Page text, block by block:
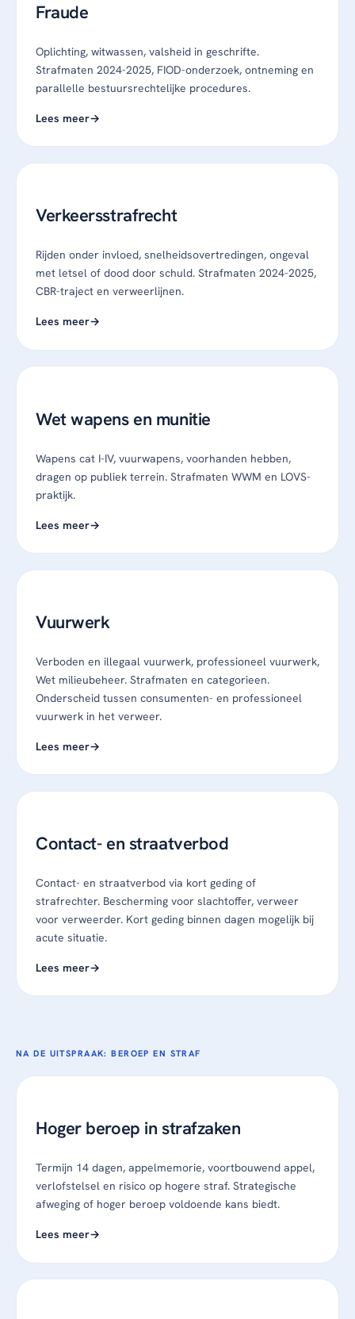
Fraude
Oplichting, witwassen, valsheid in geschrifte.
Strafmaten 2024-2025, FIOD-onderzoek, ontneming en
parallelle bestuursrechtelijke procedures.
Lees meer
Verkeersstrafrecht
Rijden onder invloed, snelheidsovertredingen, ongeval
met letsel of dood door schuld. Strafmaten 2024-2025,
CBR-traject en verweerlijnen.
Lees meer
Wet wapens en munitie
Wapens cat I-IV, vuurwapens, voorhanden hebben,
dragen op publiek terrein. Strafmaten WWM en LOVS-
praktijk.
Lees meer
Vuurwerk
Verboden en illegaal vuurwerk, professioneel vuurwerk,
Wet milieubeheer. Strafmaten en categorieen.
Onderscheid tussen consumenten- en professioneel
vuurwerk in het verweer.
Lees meer
Contact- en straatverbod
Contact- en straatverbod via kort geding of
strafrechter. Bescherming voor slachtoffer, verweer
voor verweerder. Kort geding binnen dagen mogelijk bij
acute situatie.
Lees meer
NA DE UITSPRAAK: BEROEP EN STRAF
Hoger beroep in strafzaken
Termijn 14 dagen, appelmemorie, voortbouwend appel,
verlofstelsel en risico op hogere straf. Strategische
afweging of hoger beroep voldoende kans biedt.
Lees meer